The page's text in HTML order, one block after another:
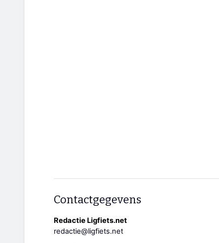
Contactgegevens
Redactie Ligfiets.net
redactie@ligfiets.net